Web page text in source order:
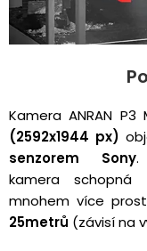
Kamera ANRAN
(2592x1944 px)
senzorem Sony.
kamera schopná
mnohem více
25metrů (závisí na